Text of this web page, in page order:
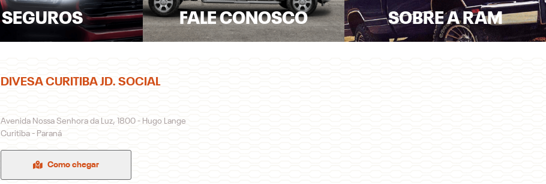
SEGUROS FALE CONOSCO SOBRE A RAM
DIVESA CURITIBA JD. SOCIAL
Avenida Nossa Senhora da Luz, 1800 - Hugo Lange
Curitiba - Paraná
Como chegar